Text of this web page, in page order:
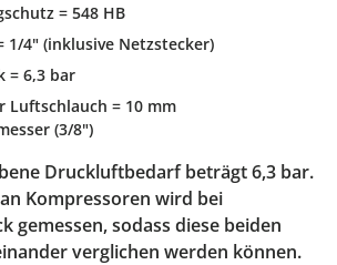
= 548 HB
1/4" (inklusive Netzstecker)
= 6,3 bar
Luftschlauch = 10 mm
(3/8")
Druckluftbedarf beträgt 6,3 bar.
Kompressoren wird bei
gemessen, sodass diese beiden
verglichen werden können.